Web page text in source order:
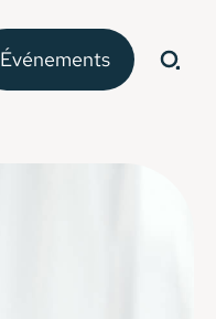
Événements